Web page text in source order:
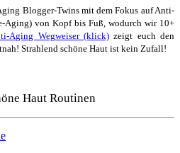
Blogger-Twins mit dem Fokus auf Anti-
Aging) von Kopf bis Fuß, wodurch wir 10+
Aging Wegweiser (klick) zeigt euch den
Strahlend schöne Haut ist kein Zufall!
Haut Routinen